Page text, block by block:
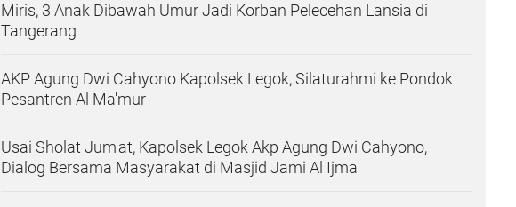
Miris, 3 Anak Dibawah Umur Jadi Korban Pelecehan Lansia di
Tangerang
AKP Agung Dwi Cahyono Kapolsek Legok, Silaturahmi ke Pondok
Pesantren Al Ma'mur
Usai Sholat Jum'at, Kapolsek Legok Akp Agung Dwi Cahyono,
Dialog Bersama Masyarakat di Masjid Jami Al Ijma